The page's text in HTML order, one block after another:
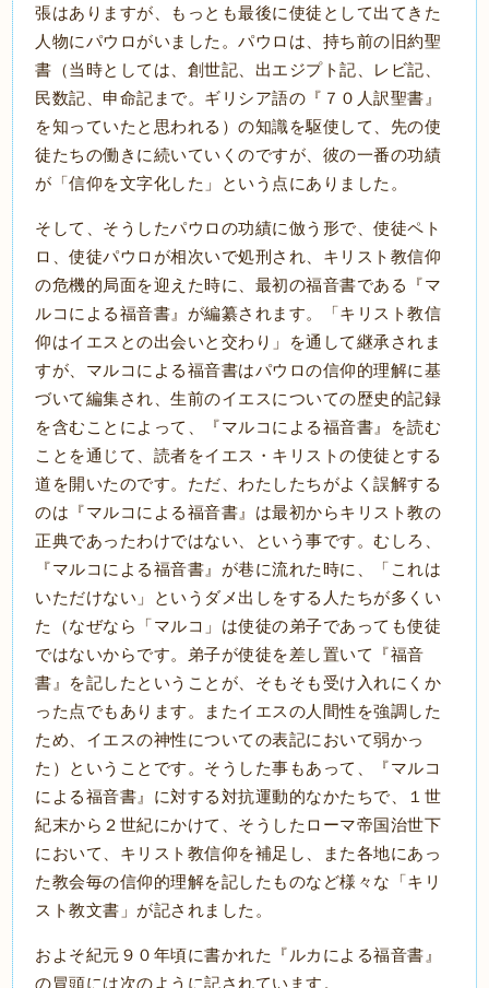
張はありますが、もっとも最後に使徒として出てきた
人物にパウロがいました。パウロは、持ち前の旧約聖
書（当時としては、創世記、出エジプト記、レビ記、
民数記、申命記まで。ギリシア語の『７０人訳聖書』
を知っていたと思われる）の知識を駆使して、先の使
徒たちの働きに続いていくのですが、彼の一番の功績
が「信仰を文字化した」という点にありました。
そして、そうしたパウロの功績に倣う形で、使徒ペト
ロ、使徒パウロが相次いで処刑され、キリスト教信仰
の危機的局面を迎えた時に、最初の福音書である『マ
ルコによる福音書』が編纂されます。「キリスト教信
仰はイエスとの出会いと交わり」を通して継承されま
すが、マルコによる福音書はパウロの信仰的理解に基
づいて編集され、生前のイエスについての歴史的記録
を含むことによって、『マルコによる福音書』を読む
ことを通じて、読者をイエス・キリストの使徒とする
道を開いたのです。ただ、わたしたちがよく誤解する
のは『マルコによる福音書』は最初からキリスト教の
正典であったわけではない、という事です。むしろ、
『マルコによる福音書』が巷に流れた時に、「これは
いただけない」というダメ出しをする人たちが多くい
た（なぜなら「マルコ」は使徒の弟子であっても使徒
ではないからです。弟子が使徒を差し置いて『福音
書』を記したということが、そもそも受け入れにくか
った点でもあります。またイエスの人間性を強調した
ため、イエスの神性についての表記において弱かっ
た）ということです。そうした事もあって、『マルコ
による福音書』に対する対抗運動的なかたちで、１世
紀末から２世紀にかけて、そうしたローマ帝国治世下
において、キリスト教信仰を補足し、また各地にあっ
た教会毎の信仰的理解を記したものなど様々な「キリ
スト教文書」が記されました。
およそ紀元９０年頃に書かれた『ルカによる福音書』
の冒頭には次のように記されています。